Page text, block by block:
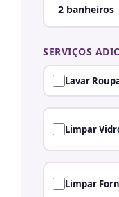
SERVIÇOS
Lavar
Limpar
Limpar